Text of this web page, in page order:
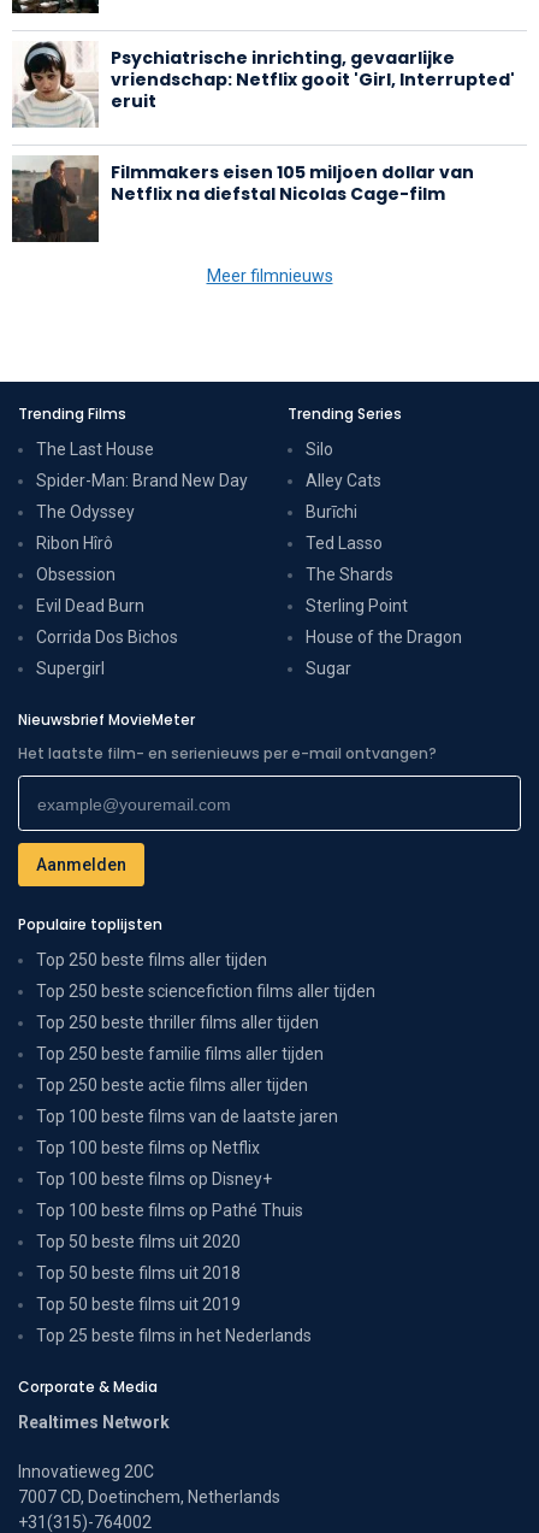
Psychiatrische inrichting, gevaarlijke
vriendschap: Netflix gooit 'Girl, Interrupted'
eruit
Filmmakers eisen 105 miljoen dollar van
Netflix na diefstal Nicolas Cage-film
Meer filmnieuws
Trending Films
The Last House
Spider-Man: Brand New Day
The Odyssey
Ribon Hîrô
Obsession
Evil Dead Burn
Corrida Dos Bichos
Supergirl
Trending Series
Silo
Alley Cats
Burīchi
Ted Lasso
The Shards
Sterling Point
House of the Dragon
Sugar
Nieuwsbrief MovieMeter
Het laatste film- en serienieuws per e-mail ontvangen?
Populaire toplijsten
Top 250 beste films aller tijden
Top 250 beste sciencefiction films aller tijden
Top 250 beste thriller films aller tijden
Top 250 beste familie films aller tijden
Top 250 beste actie films aller tijden
Top 100 beste films van de laatste jaren
Top 100 beste films op Netflix
Top 100 beste films op Disney+
Top 100 beste films op Pathé Thuis
Top 50 beste films uit 2020
Top 50 beste films uit 2018
Top 50 beste films uit 2019
Top 25 beste films in het Nederlands
Corporate & Media
Realtimes Network
Innovatieweg 20C
7007 CD, Doetinchem, Netherlands
+31(315)-764002